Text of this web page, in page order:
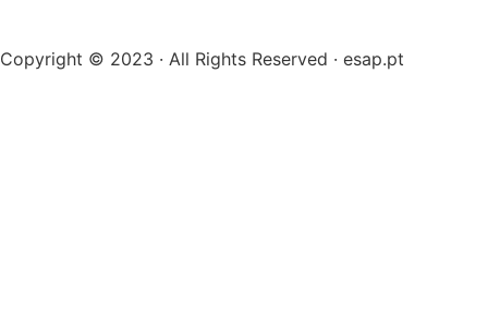
Copyright © 2023 · All Rights Reserved · esap.pt